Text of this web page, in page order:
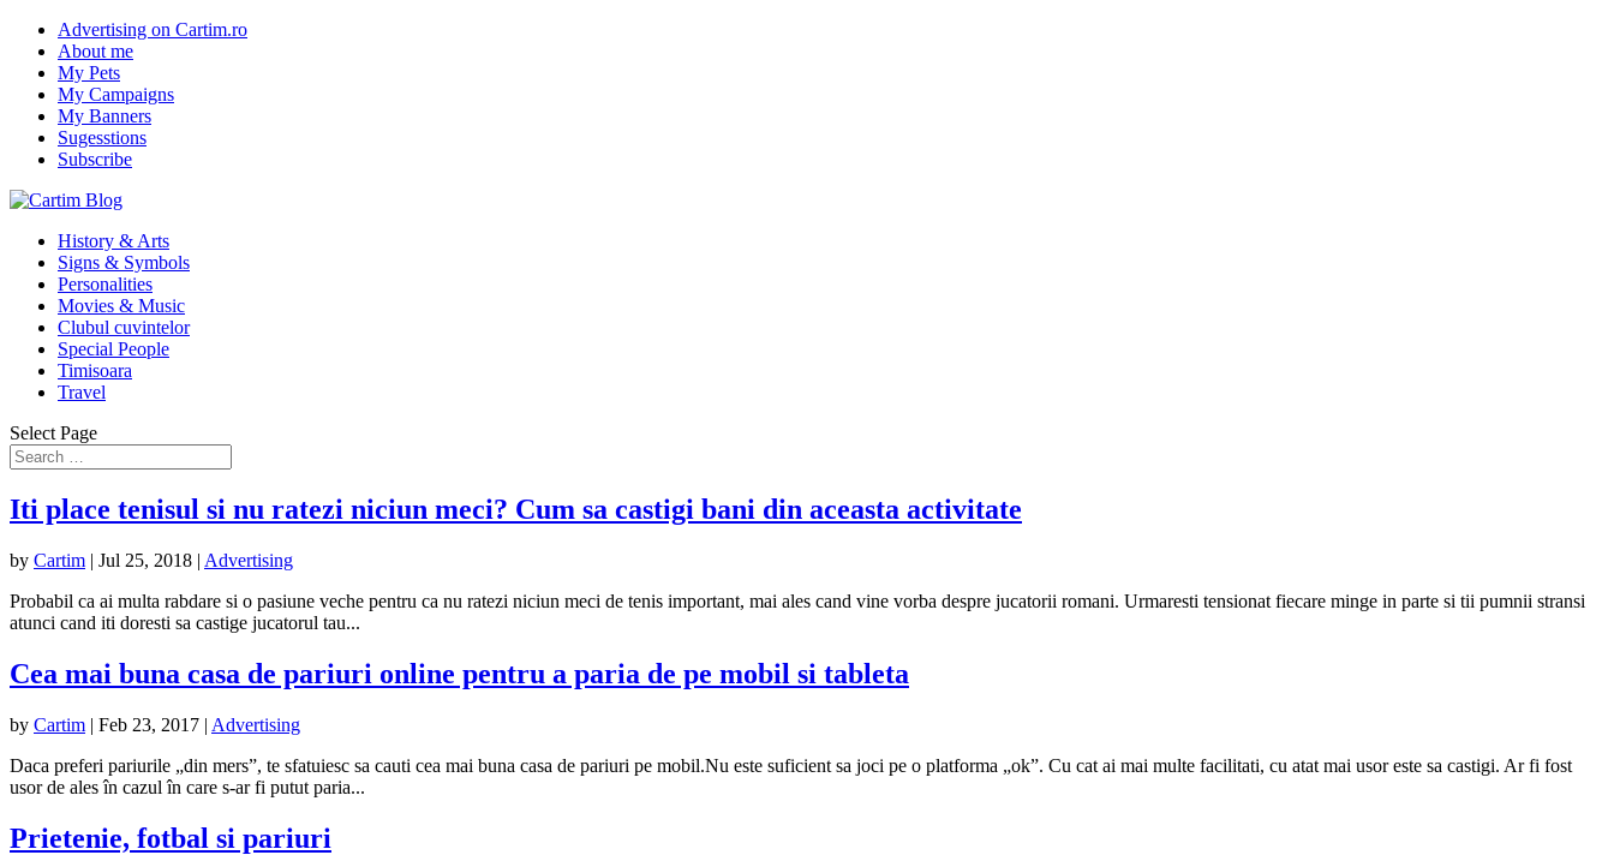
Advertising on Cartim.ro
About me
My Pets
My Campaigns
My Banners
Sugesstions
Subscribe
History & Arts
Signs & Symbols
Personalities
Movies & Music
Clubul cuvintelor
Special People
Timisoara
Travel
Select Page
Iti place tenisul si nu ratezi niciun meci? Cum sa castigi bani din aceasta activitate
by Cartim | Jul 25, 2018 | Advertising
Probabil ca ai multa rabdare si o pasiune veche pentru ca nu ratezi niciun meci de tenis important, mai ales cand vine vorba despre jucatorii romani. Urmaresti tensionat fiecare minge in parte si tii pumnii stransi
atunci cand iti doresti sa castige jucatorul tau...
Cea mai buna casa de pariuri online pentru a paria de pe mobil si tableta
by Cartim | Feb 23, 2017 | Advertising
Daca preferi pariurile „din mers”, te sfatuiesc sa cauti cea mai buna casa de pariuri pe mobil.Nu este suficient sa joci pe o platforma „ok”. Cu cat ai mai multe facilitati, cu atat mai usor este sa castigi. Ar fi fost
usor de ales în cazul în care s-ar fi putut paria...
Prietenie, fotbal si pariuri